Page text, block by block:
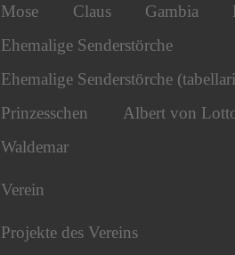
Mose
Claus Gambia
Ehemalige Senderstörche
Ehemalige Senderstörche
Prinzesschen
Albert von
Waldemar
Verein
Projekte des Vereins